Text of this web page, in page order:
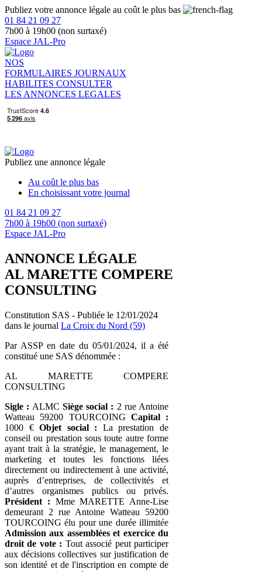
Publiez votre annonce légale au coût le plus bas
01 84 21 09 27
7h00 à 19h00 (non surtaxé)
Espace JAL-Pro
NOS
FORMULAIRES JOURNAUX
HABILITES CONSULTER
LES ANNONCES LEGALES
Publiez une annonce légale
Au coût le plus bas
En choisissant votre journal
01 84 21 09 27
7h00 à 19h00 (non surtaxé)
Espace JAL-Pro
ANNONCE LÉGALE
AL MARETTE COMPERE
CONSULTING
Constitution SAS - Publiée le 12/01/2024
dans le journal La Croix du Nord (59)
Par ASSP en date du 05/01/2024, il a été
constitué une SAS dénommée :
AL MARETTE COMPERE
CONSULTING
Sigle : ALMC Siège social : 2 rue Antoine
Watteau 59200 TOURCOING Capital :
1000 €Objet social : La prestation de
conseil ou prestation sous toute autre forme
ayant trait à la stratégie, le management, le
marketing et toutes les fonctions liées
directement ou indirectement à une activité,
auprès d’entreprises, de collectivités et
d’autres organismes publics ou privés.
Président : Mme MARETTE Anne-Lise
demeurant 2 rue Antoine Watteau 59200
TOURCOING élu pour une durée illimitée
Admission aux assemblées et exercice du
droit de vote : Tout associé peut participer
aux décisions collectives sur justification de
son identité et de l'inscription en compte de